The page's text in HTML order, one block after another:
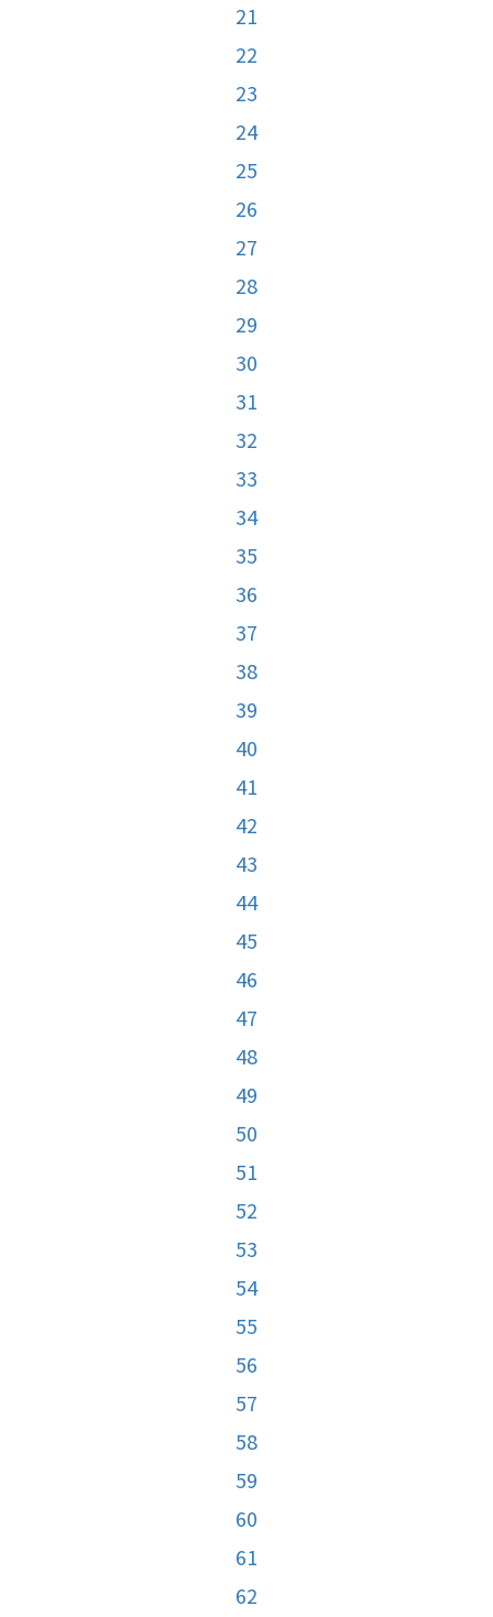
21
22
23
24
25
26
27
28
29
30
31
32
33
34
35
36
37
38
39
40
41
42
43
44
45
46
47
48
49
50
51
52
53
54
55
56
57
58
59
60
61
62